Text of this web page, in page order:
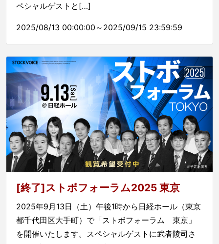
ペシャルゲストと[…]
2025/08/13 00:00:00～2025/09/15 23:59:59
[終了]ストボフォーラム2025 東京
2025年9月13日（土）午後1時から日経ホール（東京
都千代田区大手町）で「ストボフォーラム 東京」
を開催いたします。スペシャルゲストに武者陵司さ